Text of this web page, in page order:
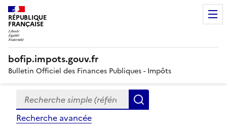
RÉPUBLIQUE
FRANÇAISE
bofip.impots.gouv.fr
Bulletin Officiel des Finances Publiques - Impôts
Formulaire
de
recherche
Recherche simple (références, mots clés, partie du
Recherche avancée